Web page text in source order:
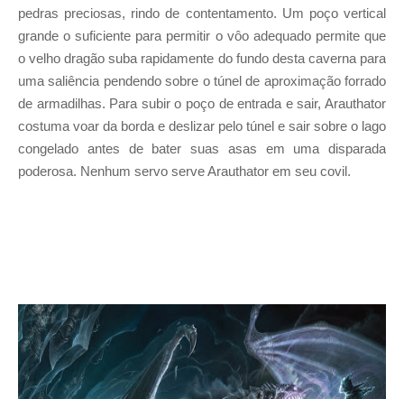
pedras preciosas, rindo de contentamento. Um poço vertical
grande o suficiente para permitir o vôo adequado permite que
o velho dragão suba rapidamente do fundo desta caverna para
uma saliência pendendo sobre o túnel de aproximação forrado
de armadilhas. Para subir o poço de entrada e sair, Arauthator
costuma voar da borda e deslizar pelo túnel e sair sobre o lago
congelado antes de bater suas asas em uma disparada
poderosa. Nenhum servo serve Arauthator em seu covil.